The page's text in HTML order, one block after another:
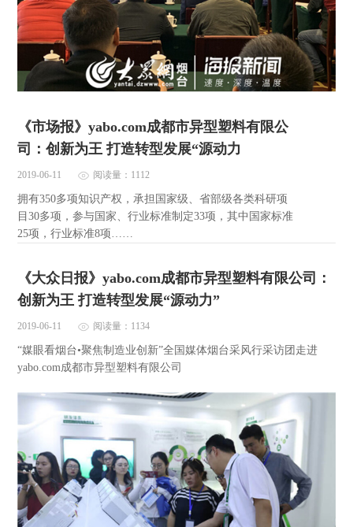
《市场报》yabo.com成都市异型塑料有限公
司：创新为王 打造转型发展“源动力
2019-06-11 阅读量：1112
拥有350多项知识产权，承担国家级、省部级各类科研项
目30多项，参与国家、行业标准制定33项，其中国家标准
25项，行业标准8项……
《大众日报》yabo.com成都市异型塑料有限公司：
创新为王 打造转型发展“源动力”
2019-06-11 阅读量：1134
“媒眼看烟台•聚焦制造业创新”全国媒体烟台采风行采访团走进
yabo.com成都市异型塑料有限公司